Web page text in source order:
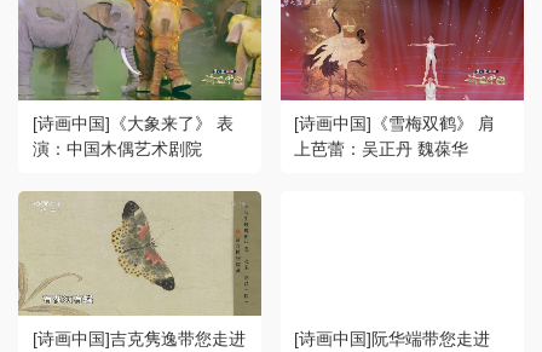
[诗画中国]《大象来了》 表
演：中国木偶艺术剧院
[诗画中国]《雪梅双鹤》 肩
上芭蕾：吴正丹 魏葆华
[诗画中国]吉克隽逸带您走进
[诗画中国]阮华端带您走进